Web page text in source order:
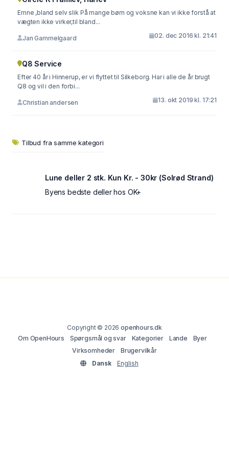
Emne ,bland selv slik På mange børn og voksne kan vi ikke forstå at
vægten ikke virker,til bland...
Jan Gammelgaard 02. dec 2016 kl. 21:41
Q8 Service
Efter 40 år i Hinnerup, er vi flyttet til Silkeborg. Har i alle de år brugt
Q8 og vil i den forbi...
Christian andersen 13. okt 2019 kl. 17:21
Tilbud fra samme kategori
Lune deller 2 stk. Kun Kr. - 30kr (Solrød Strand)
Byens bedste deller hos OK+
Copyright © 2026openhours.dk
Om OpenHours
Spørgsmål og svar Kategorier Lande
Byer
Virksomheder
Brugervilkår
Dansk
English